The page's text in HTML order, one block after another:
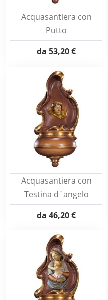
Acquasantiera con
Putto
da 53,20 €
Acquasantiera con
Testina d´angelo
da 46,20 €